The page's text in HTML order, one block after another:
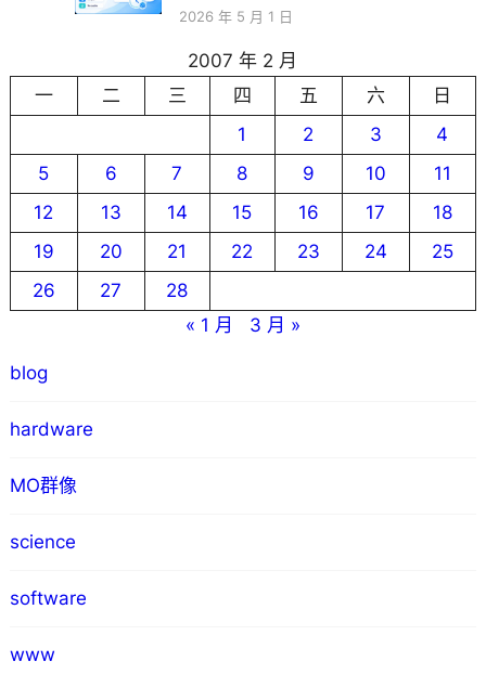
2026 年 5 月 1 日
2007 年 2 月
一
二 三 四 五 六
日
1
2 3
4
5
6 7 8 9 10
11
12
13 14 15 16 17
18
19
20 21 22 23 24
25
26
27
28
« 1 月
3 月 »
blog
hardware
MO群像
science
software
www